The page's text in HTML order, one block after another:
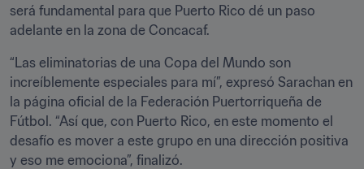
será fundamental para que Puerto Rico dé un paso
adelante en la zona de Concacaf.
“Las eliminatorias de una Copa del Mundo son
increíblemente especiales para mí”, expresó Sarachan en
la página oficial de la Federación Puertorriqueña de
Fútbol. “Así que, con Puerto Rico, en este momento el
desafío es mover a este grupo en una dirección positiva
y eso me emociona”, finalizó.